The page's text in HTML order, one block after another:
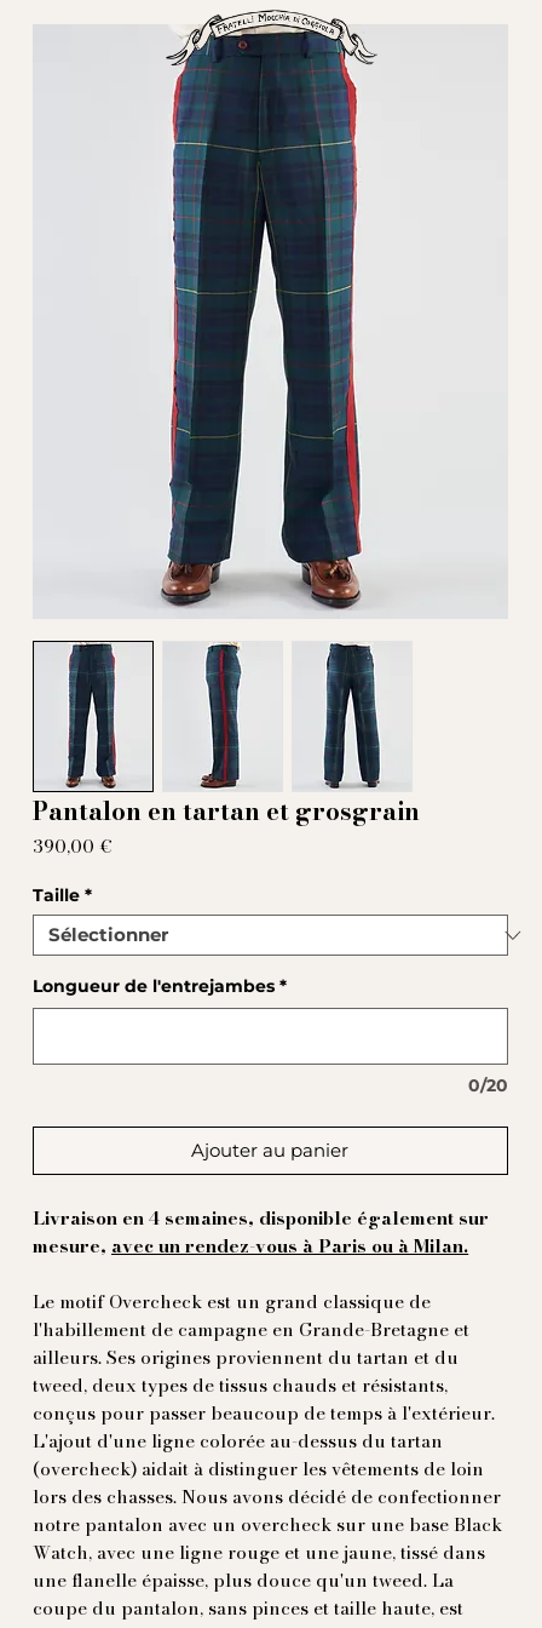
Pantalon en tartan et grosgrain
390,00 €
Taille *
Longueur de l'entrejambes *
0/20
Ajouter au panier
Livraison en 4 semaines, disponible également sur
mesure, avec un rendez-vous à Paris ou à Milan.
Le motif Overcheck est un grand classique de
l'habillement de campagne en Grande-Bretagne et
ailleurs. Ses origines proviennent du tartan et du
tweed, deux types de tissus chauds et résistants,
conçus pour passer beaucoup de temps à l'extérieur.
L'ajout d'une ligne colorée au-dessus du tartan
(overcheck) aidait à distinguer les vêtements de loin
lors des chasses. Nous avons décidé de confectionner
notre pantalon avec un overcheck sur une base Black
Watch, avec une ligne rouge et une jaune, tissé dans
une flanelle épaisse, plus douce qu'un tweed. La
coupe du pantalon, sans pinces et taille haute, est